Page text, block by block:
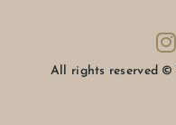
All rights reserved ©